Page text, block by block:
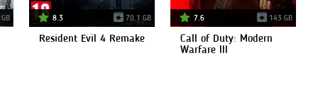
8.3 70.1 GB
Resident Evil 4 Remake
7.6 143 GB
Call of Duty: Modern
Warfare III